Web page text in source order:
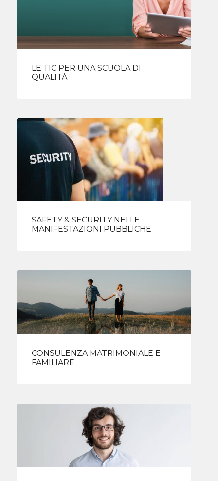
LE TIC PER UNA SCUOLA DI
QUALITÀ
SAFETY & SECURITY NELLE
MANIFESTAZIONI PUBBLICHE
CONSULENZA MATRIMONIALE E
FAMILIARE